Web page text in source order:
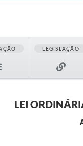
LEGISLAÇÃO
LEI